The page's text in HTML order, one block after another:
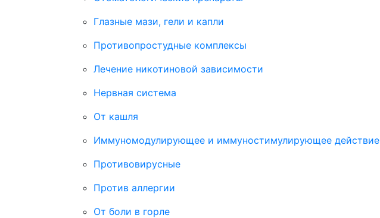
Глазные мази, гели и капли
Противопростудные комплексы
Лечение никотиновой зависимости
Нервная система
От кашля
Иммуномодулирующее и иммуностимулирующее действие
Противовирусные
Против аллергии
От боли в горле